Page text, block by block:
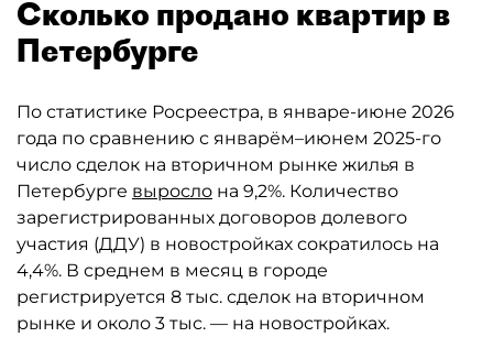
Сколько продано квартир в
Петербурге
По статистике Росреестра, в январе-июне 2026
года по сравнению с январём–июнем 2025-го
число сделок на вторичном рынке жилья в
Петербурге выросло на 9,2%. Количество
зарегистрированных договоров долевого
участия (ДДУ) в новостройках сократилось на
4,4%. В среднем в месяц в городе
регистрируется 8 тыс. сделок на вторичном
рынке и около 3 тыс. — на новостройках.